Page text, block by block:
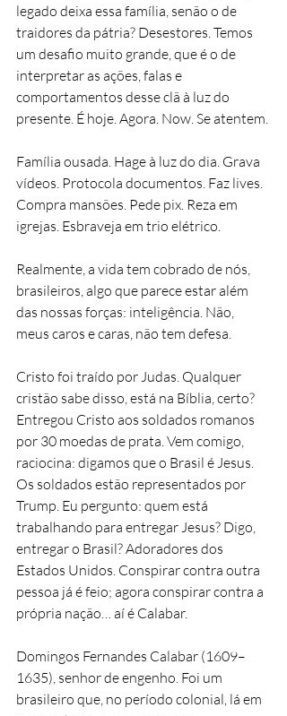
legado deixa essa família, senão o de
traidores da pátria? Desestores. Temos
um desafio muito grande, que é o de
interpretar as ações, falas e
comportamentos desse clã à luz do
presente. É hoje. Agora. Now. Se atentem.
Família ousada. Hage à luz do dia. Grava
vídeos. Protocola documentos. Faz lives.
Compra mansões. Pede pix. Reza em
igrejas. Esbraveja em trio elétrico.
Realmente, a vida tem cobrado de nós,
brasileiros, algo que parece estar além
das nossas forças: inteligência. Não,
meus caros e caras, não tem defesa.
Cristo foi traído por Judas. Qualquer
cristão sabe disso, está na Bíblia, certo?
Entregou Cristo aos soldados romanos
por 30 moedas de prata. Vem comigo,
raciocina: digamos que o Brasil é Jesus.
Os soldados estão representados por
Trump. Eu pergunto: quem está
trabalhando para entregar Jesus? Digo,
entregar o Brasil? Adoradores dos
Estados Unidos. Conspirar contra outra
pessoa já é feio; agora conspirar contra a
própria nação… aí é Calabar.
Domingos Fernandes Calabar (1609–
1635), senhor de engenho. Foi um
brasileiro que, no período colonial, lá em